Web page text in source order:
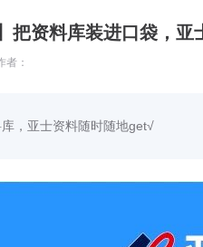
把资料库装进口袋，
者：
，亚士资料随时随地get√